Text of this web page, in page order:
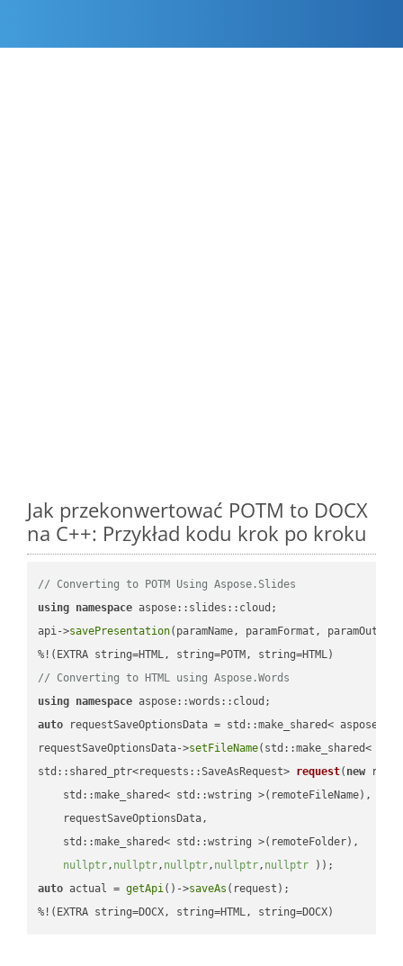
Jak przekonwertować POTM to DOCX
na C++: Przykład kodu krok po kroku
// Converting to POTM Using Aspose.Slides
using namespace aspose::slides::cloud;
api->savePresentation(paramName, paramFormat,
// Converting to HTML using Aspose.Words
using namespace
auto requestSaveOptionsData = std::make_shared<
requestSaveOptionsData->setFileName(std::make_shared<
std::shared_ptr<requests::SaveAsRequest> request( new
    std::make_shared< std::wstring >(remoteFileName),
    requestSaveOptionsData,
    std::make_shared< std::wstring >(remoteFolder),
nullptr, nullptr, nullptr, nullptr, nullptr ))
auto actual = getApi()->saveAs (request);
%!(EXTRA string=DOCX, string=HTML, string=DOCX)